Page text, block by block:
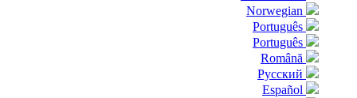
Norwegian
Português
Português
Română
Русский
Español